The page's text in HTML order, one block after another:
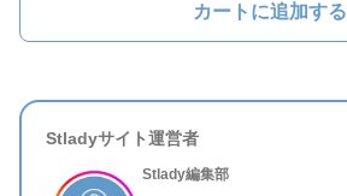
カートに追加する
Stladyサイト運営者
Stlady編集部